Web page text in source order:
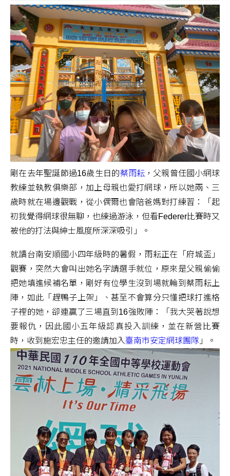
剛在去年聖誕節過16歲生日的蔡雨耘，父親曾任國小網球
教練並執教俱樂部，加上母親也愛打網球，所以她兩、三
歲時就在場邊觀戰，從小偶爾也會陪爸媽對打練習：「起
初我覺得網球很無聊，也練過游泳，但看Federer比賽時又
被他的打法與紳士風度所深深吸引」。
就讀台南安順國小四年級時的暑假，雨耘正在「府城盃」
觀賽，突然大會叫出她名字請選手就位，原來是父親偷偷
把她填進候補名單，剛好有位學生沒到場就輪到蔡雨耘上
陣，如此「趕鴨子上架」、甚至不會算分只懂把球打進格
子裡的她，卻連贏了三場直到16強敗陣：「我大哭著說想
要報仇，因此國小五年級認真投入訓練，並在新營比賽
時，收到施宏忠主任的邀請加入臺南市安定網球團隊 」。